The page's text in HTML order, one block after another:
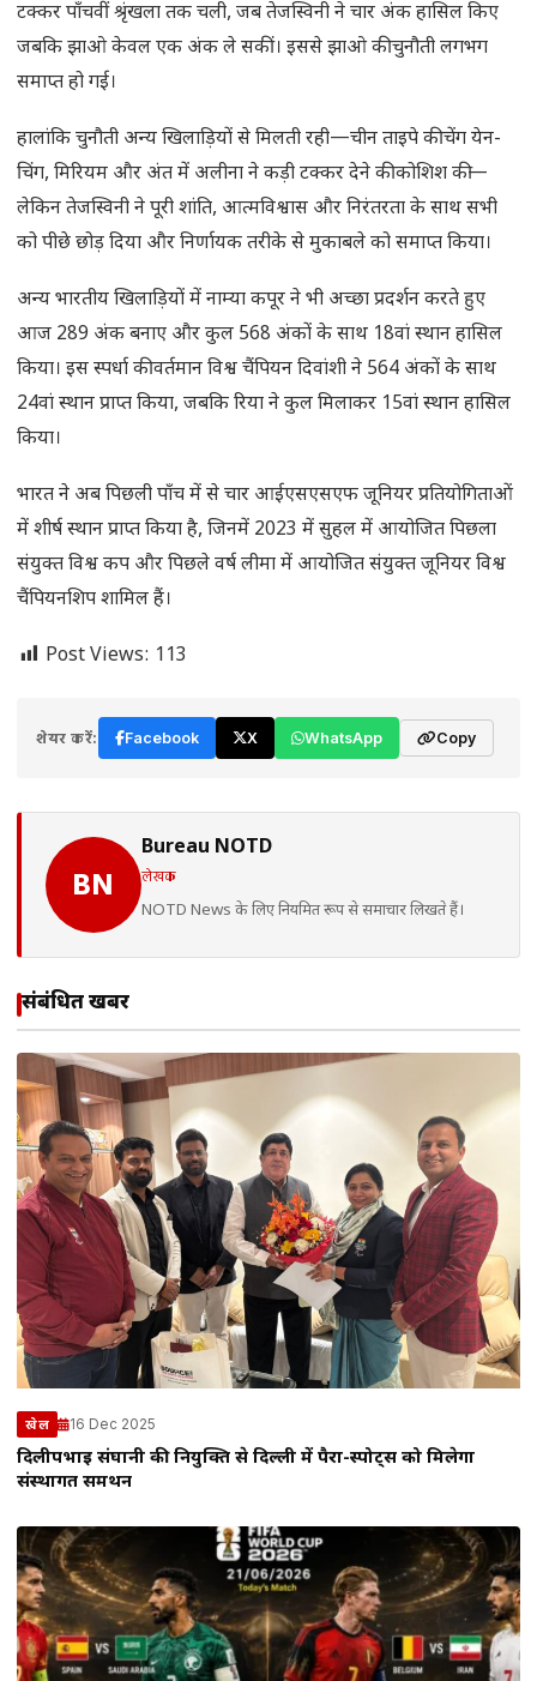
टक्कर पाँचवीं श्रृंखला तक चली, जब तेजस्विनी ने चार अंक हासिल किए
जबकि झाओ केवल एक अंक ले सकीं। इससे झाओ की चुनौती लगभग
समाप्त हो गई।
हालांकि चुनौती अन्य खिलाड़ियों से मिलती रही—चीन ताइपे की चेंग येन-
चिंग, मिरियम और अंत में अलीना ने कड़ी टक्कर देने की कोशिश की—
लेकिन तेजस्विनी ने पूरी शांति, आत्मविश्वास और निरंतरता के साथ सभी
को पीछे छोड़ दिया और निर्णायक तरीके से मुकाबले को समाप्त किया।
अन्य भारतीय खिलाड़ियों में नाम्या कपूर ने भी अच्छा प्रदर्शन करते हुए
आज 289 अंक बनाए और कुल 568 अंकों के साथ 18वां स्थान हासिल
किया। इस स्पर्धा की वर्तमान विश्व चैंपियन दिवांशी ने 564 अंकों के साथ
24वां स्थान प्राप्त किया, जबकि रिया ने कुल मिलाकर 15वां स्थान हासिल
किया।
भारत ने अब पिछली पाँच में से चार आईएसएसएफ जूनियर प्रतियोगिताओं
में शीर्ष स्थान प्राप्त किया है, जिनमें 2023 में सुहल में आयोजित पिछला
संयुक्त विश्व कप और पिछले वर्ष लीमा में आयोजित संयुक्त जूनियर विश्व
चैंपियनशिप शामिल हैं।
Post Views: 113
शेयर करें: Facebook X WhatsApp Copy
BN
Bureau NOTD
लेखक
NOTD News के लिए नियमित रूप से समाचार लिखते हैं।
संबंधित खबरें
खेल 16 Dec 2025
दिलीपभाई संघानी की नियुक्ति से दिल्ली में पैरा-स्पोर्ट्स को मिलेगा
संस्थागत समर्थन